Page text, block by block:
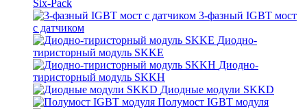
Six-Pack
3-фазный IGBT мост
с датчиком
Диодно-
тиристорный модуль SKKE
Диодно-
тиристорный модуль SKKH
Диодные модули SKKD
Полумост IGBT модуля